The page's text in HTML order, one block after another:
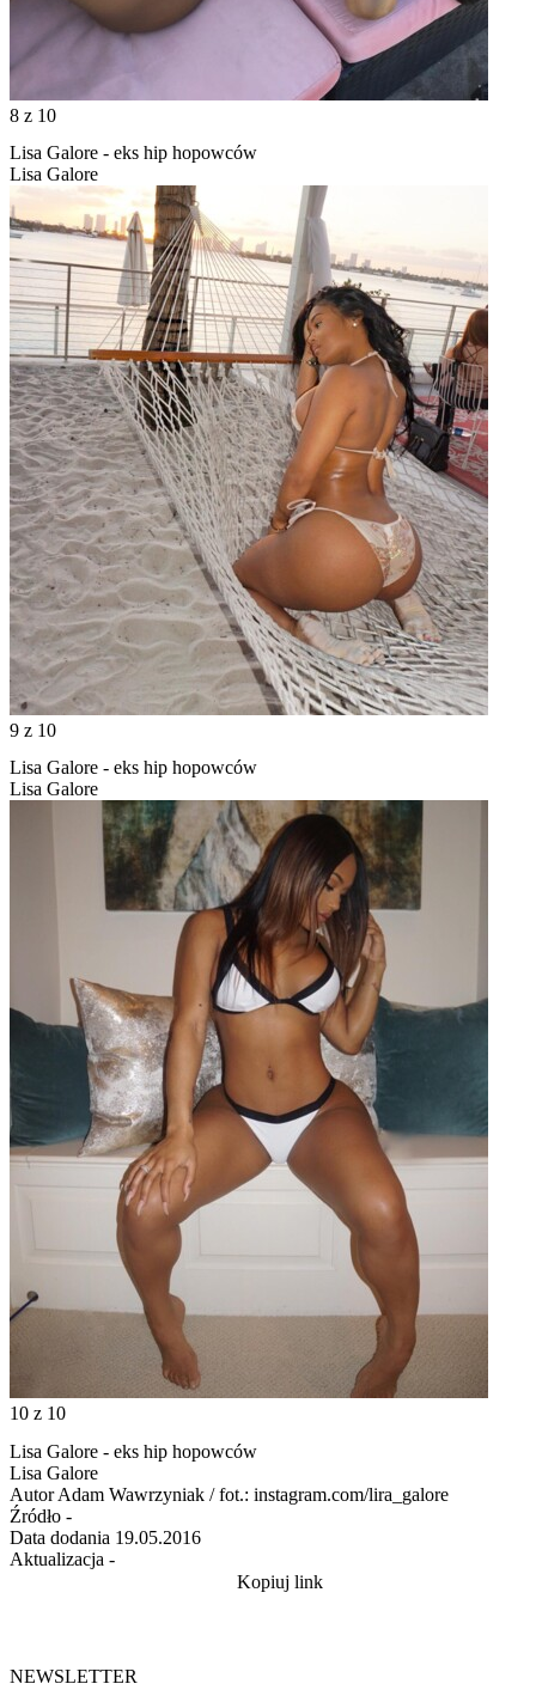
8 z 10
Lisa Galore - eks hip hopowców
Lisa Galore
9 z 10
Lisa Galore - eks hip hopowców
Lisa Galore
10 z 10
Lisa Galore - eks hip hopowców
Lisa Galore
Autor Adam Wawrzyniak / fot.: instagram.com/lira_galore
Źródło -
Data dodania 19.05.2016
Aktualizacja -
Kopiuj link
NEWSLETTER